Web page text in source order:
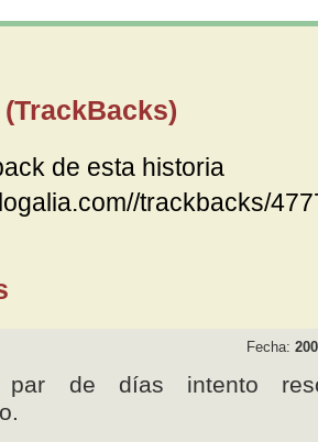
de esta historia
trackbacks/
Fecha:
de días intento